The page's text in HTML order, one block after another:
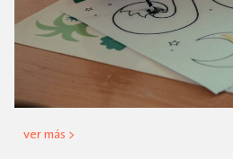
ver más >